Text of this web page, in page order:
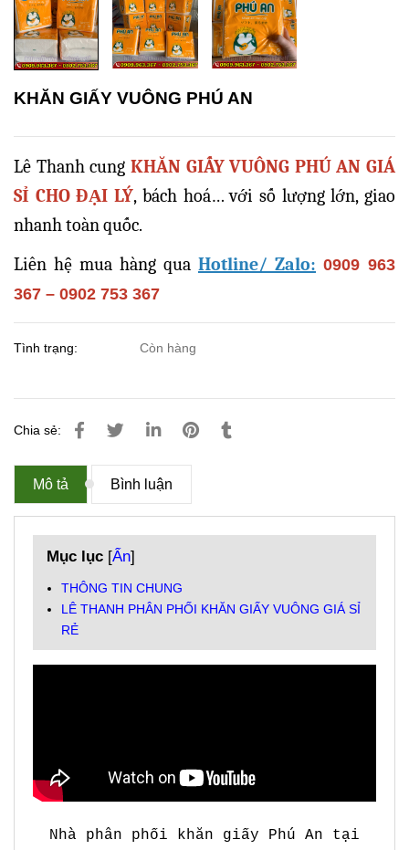
KHĂN GIẤY VUÔNG PHÚ AN
Lê Thanh cung KHĂN GIẤY VUÔNG PHÚ AN GIÁ
SỈ CHO ĐẠI LÝ, bách hoá… với số lượng lớn, giao
nhanh toàn quốc.
Liên hệ mua hàng qua Hotline/ Zalo: 0909 963
367 – 0902 753 367
Tình trạng: Còn hàng
Chia sẻ:
Mô tả Bình luận
Mục lục [Ẩn]
THÔNG TIN CHUNG
LÊ THANH PHÂN PHỐI KHĂN GIẤY VUÔNG GIÁ SỈ
RẺ
Nhà phân phối khăn giấy Phú An tại